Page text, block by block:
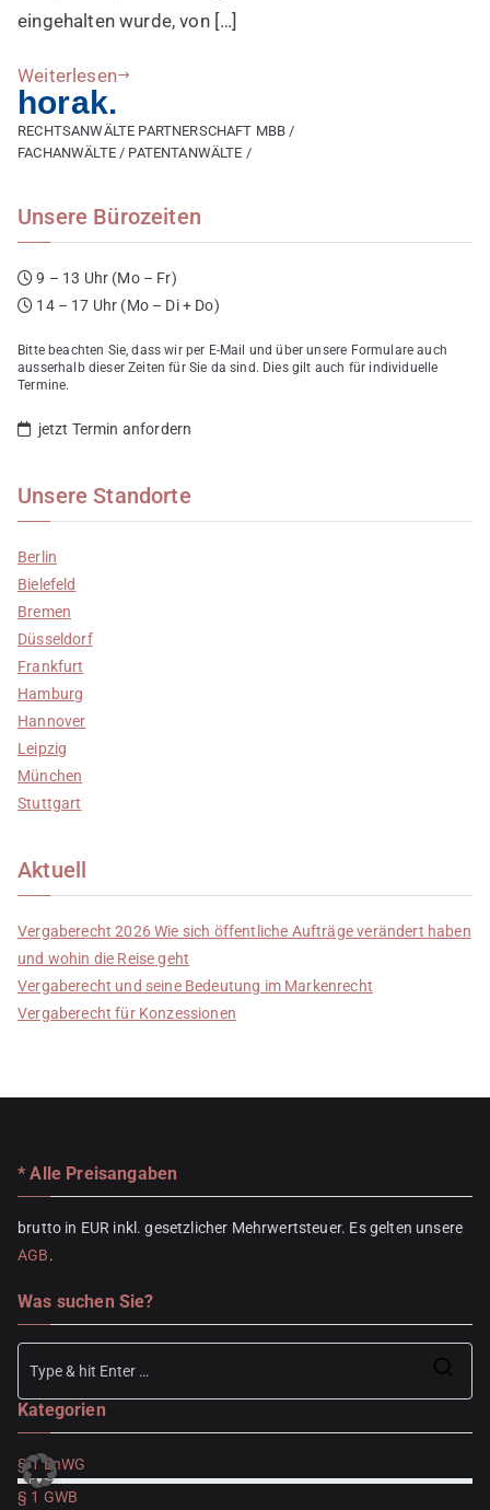
in
eingehalten wurde, von […]
Weiterlesen
horak.
RECHTSANWÄLTE PARTNERSCHAFT MBB /
FACHANWÄLTE / PATENTANWÄLTE /
Unsere Bürozeiten
9 – 13 Uhr (Mo – Fr)
14 – 17 Uhr (Mo – Di + Do)
Bitte beachten Sie, dass wir per E-Mail und über unsere Formulare auch
ausserhalb dieser Zeiten für Sie da sind. Dies gilt auch für individuelle
Termine.
jetzt Termin anfordern
Unsere Standorte
Berlin
Bielefeld
Bremen
Düsseldorf
Frankfurt
Hamburg
Hannover
Leipzig
München
Stuttgart
Aktuell
Vergaberecht 2026 Wie sich öffentliche Aufträge verändert haben
und wohin die Reise geht
Vergaberecht und seine Bedeutung im Markenrecht
Vergaberecht für Konzessionen
* Alle Preisangaben
brutto in EUR inkl. gesetzlicher Mehrwertsteuer. Es gelten unsere
AGB.
Was suchen Sie?
Kategorien
§ 1 EnWG
§ 1 GWB